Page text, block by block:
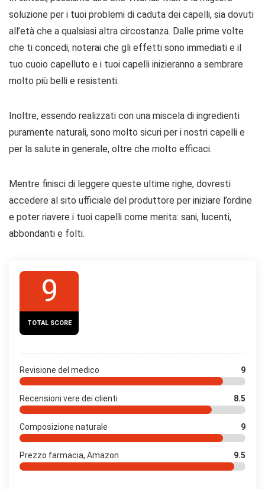
soluzione per i tuoi problemi di caduta dei capelli, sia dovuti
all’età che a qualsiasi altra circostanza. Dalle prime volte
che ti concedi, noterai che gli effetti sono immediati e il
tuo cuoio capelluto e i tuoi capelli inizieranno a sembrare
molto più belli e resistenti.
Inoltre, essendo realizzati con una miscela di ingredienti
puramente naturali, sono molto sicuri per i nostri capelli e
per la salute in generale, oltre che molto efficaci.
Mentre finisci di leggere queste ultime righe, dovresti
accedere al sito ufficiale del produttore per iniziare l’ordine
e poter riavere i tuoi capelli come merita: sani, lucenti,
abbondanti e folti.
9
TOTAL SCORE
Revisione del medico 9
Recensioni vere dei clienti 8.5
Composizione naturale 9
Prezzo farmacia, Amazon 9.5